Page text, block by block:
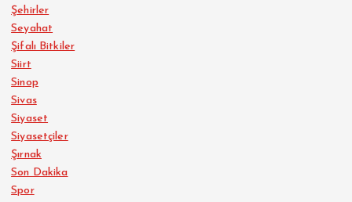
Şehirler
Seyahat
Şifalı Bitkiler
Siirt
Sinop
Sivas
Siyaset
Siyasetçiler
Şırnak
Son Dakika
Spor